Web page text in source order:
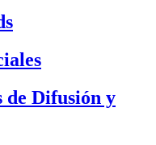
de Difusión y